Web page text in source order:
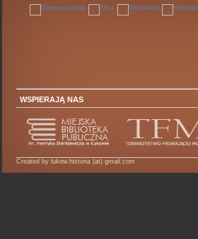
WSPIERAJĄ NAS
Created by lukow.historia (at) gmail.com